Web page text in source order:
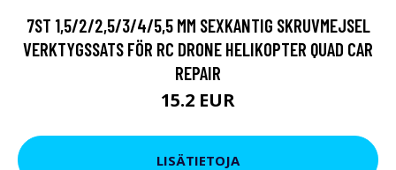
7ST 1,5/2/2,5/3/4/5,5 MM SEXKANTIG SKRUVMEJSEL
VERKTYGSSATS FÖR RC DRONE HELIKOPTER QUAD CAR
REPAIR
15.2 EUR
LISÄTIETOJA